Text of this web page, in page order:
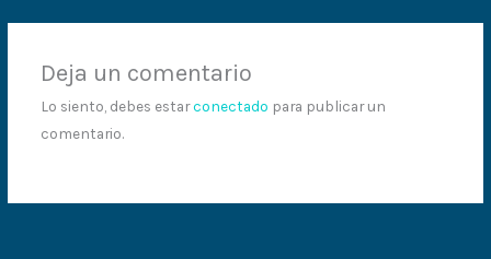
Deja un comentario
Lo siento, debes estarconectado para publicar un
comentario.